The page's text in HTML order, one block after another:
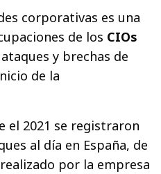
corporativas es una
de los CIOs
y brechas de
de la
el 2021 se registraron
al día en España, de
por la empresa